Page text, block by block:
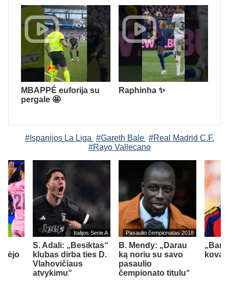
MBAPPÉ euforija su
pergale 🤩
Raphinha ✨
#Ispanijos La Liga #Gareth Bale #Real Madrid C.F.
#Rayo Vallecano
Italijos Serie A
S. Adali: „Besiktas“
klubas dirba ties D.
Vlahovičiaus
atvykimu“
Pasaulio čempionatas 2018
B. Mendy: „Darau
ką noriu su savo
pasaulio
čempionato titulu“
kovą